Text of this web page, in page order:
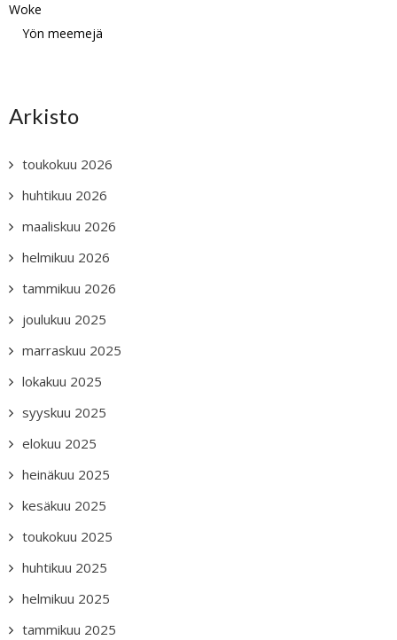
Woke
Yön meemejä
Arkisto
toukokuu 2026
huhtikuu 2026
maaliskuu 2026
helmikuu 2026
tammikuu 2026
joulukuu 2025
marraskuu 2025
lokakuu 2025
syyskuu 2025
elokuu 2025
heinäkuu 2025
kesäkuu 2025
toukokuu 2025
huhtikuu 2025
helmikuu 2025
tammikuu 2025